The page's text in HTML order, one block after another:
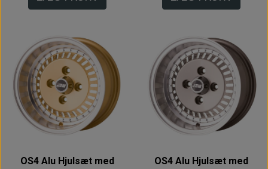
OS4 Alu Hjulsæt med
OS4 Alu Hjulsæt med